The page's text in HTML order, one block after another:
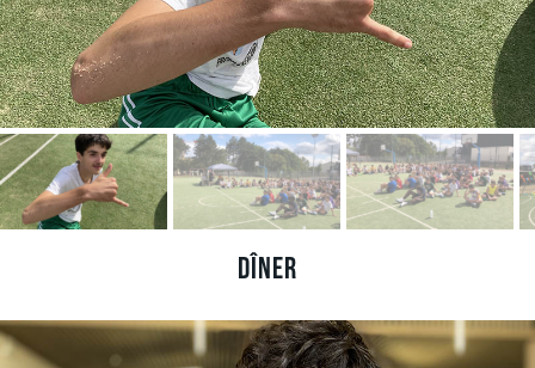
Dîner